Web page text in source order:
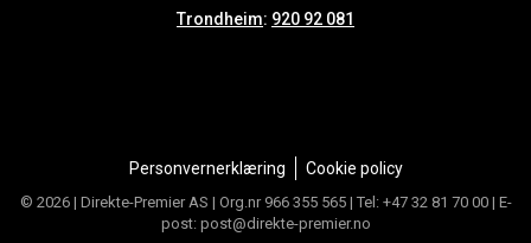
Trondheim: 920 92 081
Personvernerklæring Cookie policy
© 2026 | Direkte-Premier AS | Org.nr 966 355 565 | Tel: +47 32 81 70 00 | E-
post: post@direkte-premier.no